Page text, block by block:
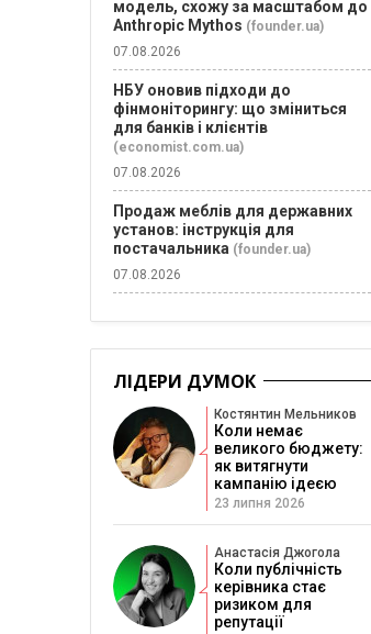
модель, схожу за масштабом до
Anthropic Mythos (founder.ua)
07.08.2026
НБУ оновив підходи до
фінмоніторингу: що зміниться
для банків і клієнтів
(economist.com.ua)
07.08.2026
Продаж меблів для державних
установ: інструкція для
постачальника (founder.ua)
07.08.2026
ЛІДЕРИ ДУМОК
Костянтин Мельников
Коли немає
великого бюджету:
як витягнути
кампанію ідеєю
23 липня 2026
Анастасія Джогола
Коли публічність
керівника стає
ризиком для
репутації